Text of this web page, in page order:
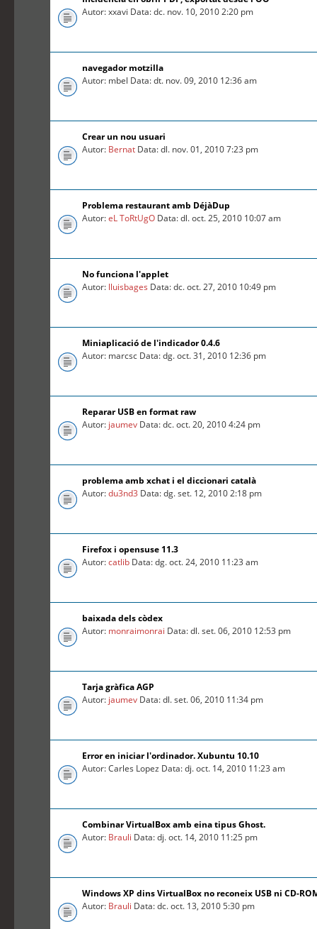
Autor: xxavi Data: dc. nov. 10, 2010 2:20 pm
navegador motzilla
Autor: mbel Data: dt. nov. 09, 2010 12:36 am
Crear un nou usuari
Autor: Bernat Data: dl. nov. 01, 2010 7:23 pm
Problema restaurant amb DéjàDup
Autor:eL ToRtUgO Data: dl. oct. 25, 2010 10:07 am
No funciona l'applet
Autor: lluisbages Data: dc. oct. 27, 2010 10:49 pm
Miniaplicació de l'indicador 0.4.6
Autor: marcsc Data: dg. oct. 31, 2010 12:36 pm
Reparar USB en format raw
Autor: jaumev Data: dc. oct. 20, 2010 4:24 pm
problema amb xchat i el diccionari català
Autor:du3nd3 Data: dg. set. 12, 2010 2:18 pm
Firefox i opensuse 11.3
Autor:catlib Data: dg. oct. 24, 2010 11:23 am
baixada dels còdex
Autor: monraimonrai Data: dl. set. 06, 2010 12:53 pm
Tarja gràfica AGP
Autor: jaumev Data: dl. set. 06, 2010 11:34 pm
Error en iniciar l'ordinador. Xubuntu 10.10
Autor: Carles Lopez Data: dj. oct. 14, 2010 11:23 am
Combinar VirtualBox amb eina tipus Ghost.
Autor: Brauli Data: dj. oct. 14, 2010 11:25 pm
Windows XP dins VirtualBox no reconeix USB ni CD-
Autor: Brauli Data: dc. oct. 13, 2010 5:30 pm